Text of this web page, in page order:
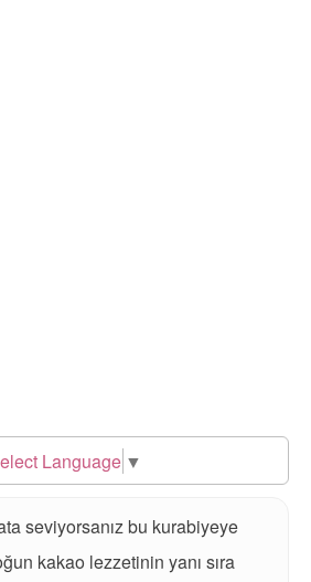
Language ▼
seviyorsanız bu kurabiyeye
kakao lezzetinin yanı sıra